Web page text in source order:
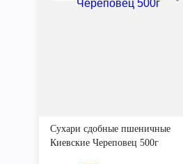
Сухари сдобные пшеничные
Киевские Череповец 500г